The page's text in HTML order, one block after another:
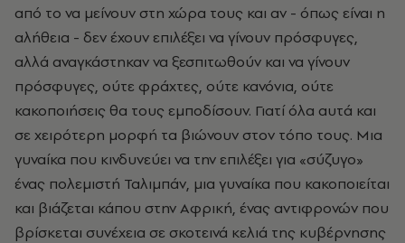
από το να μείνουν στη χώρα τους και αν - όπως είναι η
αλήθεια - δεν έχουν επιλέξει να γίνουν πρόσφυγες,
αλλά αναγκάστηκαν να ξεσπιτωθούν και να γίνουν
πρόσφυγες, ούτε φράχτες, ούτε κανόνια, ούτε
κακοποιήσεις θα τους εμποδίσουν. Γιατί όλα αυτά και
σε χειρότερη μορφή τα βιώνουν στον τόπο τους. Μια
γυναίκα που κινδυνεύει να την επιλέξει για «σύζυγο»
ένας πολεμιστή Ταλιμπάν, μια γυναίκα που κακοποιείται
και βιάζεται κάπου στην Αφρική, ένας αντιφρονών που
βρίσκεται συνέχεια σε σκοτεινά κελιά της κυβέρνησης